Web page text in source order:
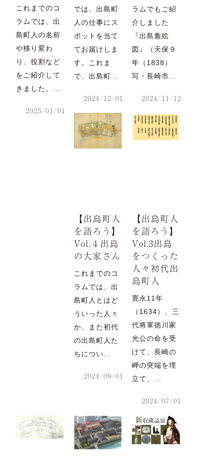
これまでのコ
ラムでは、出
島町人の名前
や移り変わ
り、役割など
をご紹介して
きました。...
2025/01/01
では、出島町
人の仕事にス
ポットを当て
てお届けしま
す。これま
で、出島町...
2024/12/01
ラムでもご紹
介しました
『出島麁絵
図』（天保９
年（1838）
写・長崎市...
2024/11/12
【出島町人
を語ろう】
Vol.４出島
の大家さん
これまでのコ
ラムでは、出
島町人とはど
ういった人々
か、また初代
の出島町人た
ちについ...
2024/09/01
【出島町人
を語ろう】
Vol.3出島
をつくった
人々初代出
島町人
寛永11年
（1634）、三
代将軍徳川家
光公の命を受
けて、長崎の
岬の突端を埋
立て、...
2024/07/01